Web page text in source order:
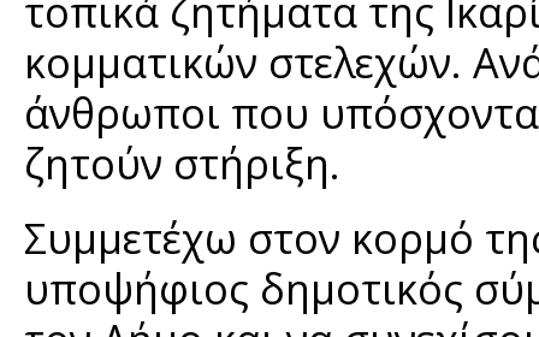
τοπικά ζητήματα της
κομματικών στελεχών.
άνθρωποι που
ζητούν στήριξη.
Συμμετέχω στον κορμό
υποψήφιος δημοτικός